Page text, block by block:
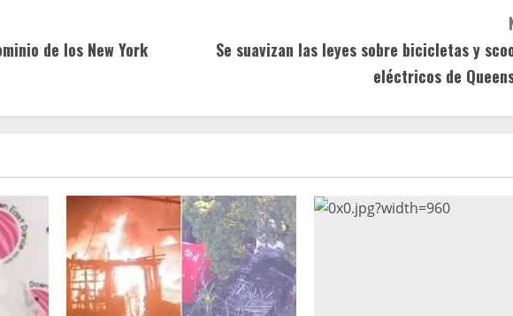
de los New York
Se suavizan las leyes sobre bicicletas y
eléctricos de